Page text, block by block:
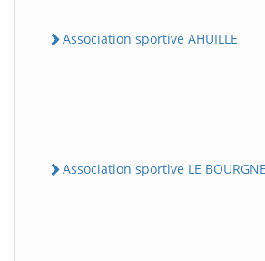
Association sportive AHUILLE
Association sportive LE